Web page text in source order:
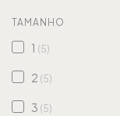
TAMANHO
1 (5)
2 (5)
3 (5)